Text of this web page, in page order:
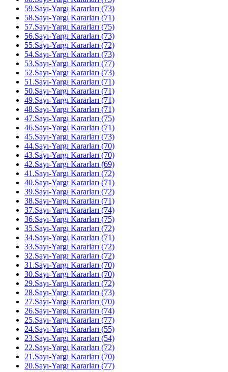
59.Sayı-Yargı Kararları (73)
58.Sayı-Yargı Kararları (71)
57.Sayı-Yargı Kararları (75)
56.Sayı-Yargı Kararları (73)
55.Sayı-Yargı Kararları (72)
54.Sayı-Yargı Kararları (73)
53.Sayı-Yargı Kararları (77)
52.Sayı-Yargı Kararları (73)
51.Sayı-Yargı Kararları (71)
50.Sayı-Yargı Kararları (71)
49.Sayı-Yargı Kararları (71)
48.Sayı-Yargı Kararları (71)
47.Sayı-Yargı Kararları (75)
46.Sayı-Yargı Kararları (71)
45.Sayı-Yargı Kararları (73)
44.Sayı-Yargı Kararları (70)
43.Sayı-Yargı Kararları (70)
42.Sayı-Yargı Kararları (69)
41.Sayı-Yargı Kararları (72)
40.Sayı-Yargı Kararları (71)
39.Sayı-Yargı Kararları (72)
38.Sayı-Yargı Kararları (71)
37.Sayı-Yargı Kararları (74)
36.Sayı-Yargı Kararları (75)
35.Sayı-Yargı Kararları (72)
34.Sayı-Yargı Kararları (71)
33.Sayı-Yargı Kararları (72)
32.Sayı-Yargı Kararları (72)
31.Sayı-Yargı Kararları (70)
30.Sayı-Yargı Kararları (70)
29.Sayı-Yargı Kararları (72)
28.Sayı-Yargı Kararları (73)
27.Sayı-Yargı Kararları (70)
26.Sayı-Yargı Kararları (74)
25.Sayı-Yargı Kararları (77)
24.Sayı-Yargı Kararları (55)
23.Sayı-Yargı Kararları (54)
22.Sayı-Yargı Kararları (72)
21.Sayı-Yargı Kararları (70)
20.Sayı-Yargı Kararları (77)